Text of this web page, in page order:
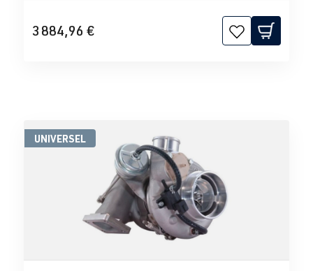
3 884,96 €
UNIVERSEL